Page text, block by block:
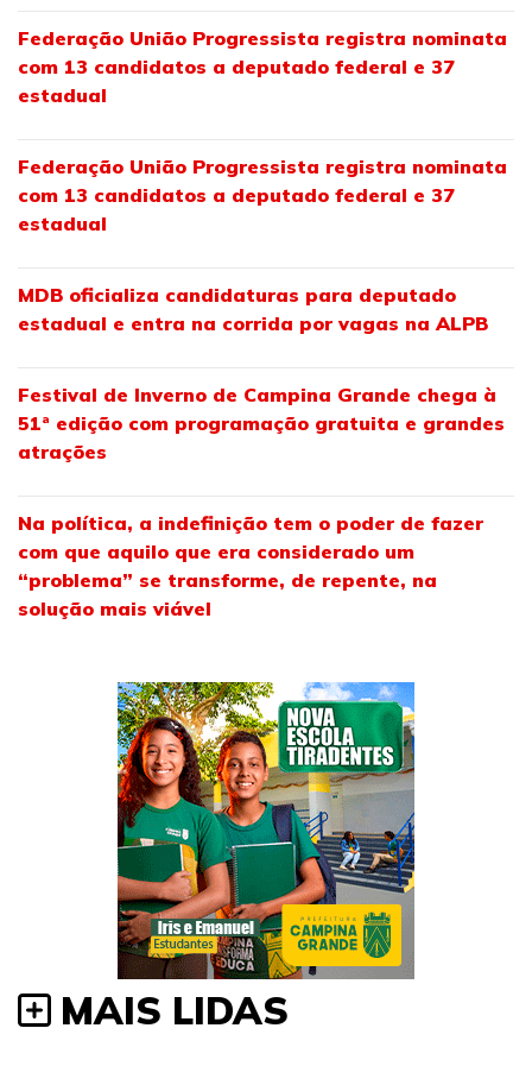
Federação União Progressista registra nominata
com 13 candidatos a deputado federal e 37
estadual
Federação União Progressista registra nominata
com 13 candidatos a deputado federal e 37
estadual
MDB oficializa candidaturas para deputado
estadual e entra na corrida por vagas na ALPB
Festival de Inverno de Campina Grande chega à
51ª edição com programação gratuita e grandes
atrações
Na política, a indefinição tem o poder de fazer
com que aquilo que era considerado um
“problema” se transforme, de repente, na
solução mais viável
MAIS LIDAS